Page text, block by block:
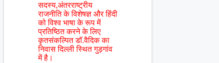
सदस्य,अंतरराष्ट्रीय
राजनीति के विशेषज्ञ और हिंदी
को विश्व भाषा के रूप में
प्रतिष्ठित करने के लिए
कृतसंकल्पित डॉ.वैदिक का
निवास दिल्ली स्थित गुड़गांव
में है।